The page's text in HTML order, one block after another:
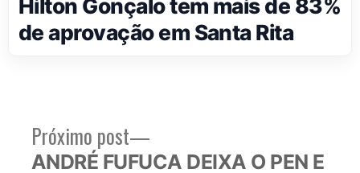
Hilton Gonçalo tem mais de 83%
de aprovação em Santa Rita
Navegação
Próximo post
Próximo
post:
ANDRÉ FUFUCA DEIXA O PEN E